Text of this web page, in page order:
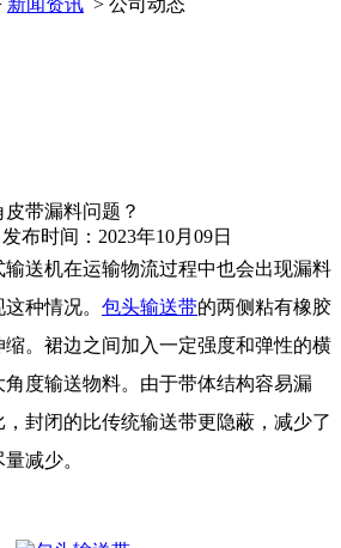
新闻资讯 > 公司动态
带漏料问题？
发布时间：2023年10月09日
机在运输物流过程中也会出现漏料
种情况。 包头输送带的两侧粘有橡胶
。裙边之间加入一定强度和弹性的横
度输送物料。由于带体结构容易漏
封闭的比传统输送带更隐蔽，减少了
减少。